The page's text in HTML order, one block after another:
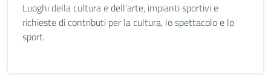
Luoghi della cultura e dell’arte, impianti sportivi e
richieste di contributi per la cultura, lo spettacolo e lo
sport.